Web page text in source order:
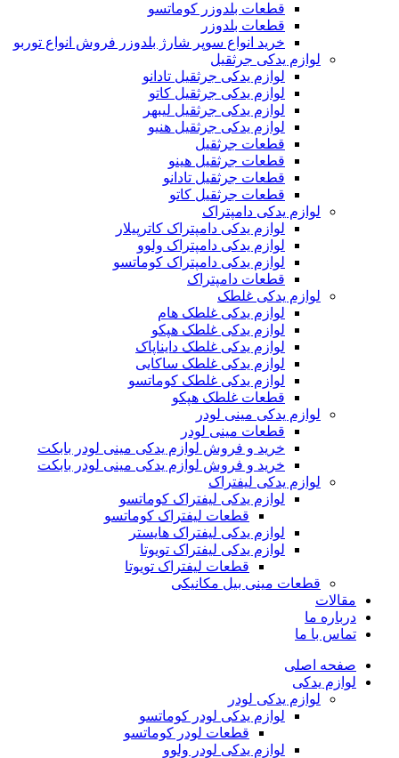
قطعات بلدوزر کوماتسو
قطعات بلدوزر
خرید انواع سوپر شارژ بلدوزر فروش انواع توربو
لوازم یدکی جرثقیل
لوازم یدکی جرثقیل تادانو
لوازم یدکی جرثقیل کاتو
لوازم یدکی جرثقیل لیبهر
لوازم یدکی جرثقیل هنیو
قطعات جرثقیل
قطعات جرثقیل هینو
قطعات جرثقیل تادانو
قطعات جرثقیل کاتو
لوازم یدکی دامپتراک
لوازم یدکی دامپتراک کاترپیلار
لوازم یدکی دامپتراک ولوو
لوازم یدکی دامپتراک کوماتسو
قطعات دامپتراک
لوازم یدکی غلطک
لوازم یدکی غلطک هام
لوازم یدکی غلطک هپکو
لوازم یدکی غلطک دایناپاک
لوازم یدکی غلطک ساکایی
لوازم یدکی غلطک کوماتسو
قطعات غلطک هپکو
لوازم یدکی مینی لودر
قطعات مینی لودر
خرید و فروش لوازم یدکی مینی لودر بابکت
خرید و فروش لوازم یدکی مینی لودر بابکت
لوازم یدکی لیفتراک
لوازم یدکی لیفتراک کوماتسو
قطعات لیفتراک کوماتسو
لوازم یدکی لیفتراک هایستر
لوازم یدکی لیفتراک تویوتا
قطعات لیفتراک تویوتا
قطعات مینی بیل مکانیکی
ما
با ما
اصلی
یدکی
لوازم یدکی لودر
لوازم یدکی لودر کوماتسو
قطعات لودر کوماتسو
لوازم یدکی لودر ولوو